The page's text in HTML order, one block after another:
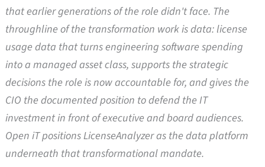
that earlier generations of the role didn't face. The
throughline of the transformation work is data: license
usage data that turns engineering software spending
into a managed asset class, supports the strategic
decisions the role is now accountable for, and gives the
CIO the documented position to defend the IT
investment in front of executive and board audiences.
Open iT positions LicenseAnalyzer as the data platform
underneath that transformational mandate.